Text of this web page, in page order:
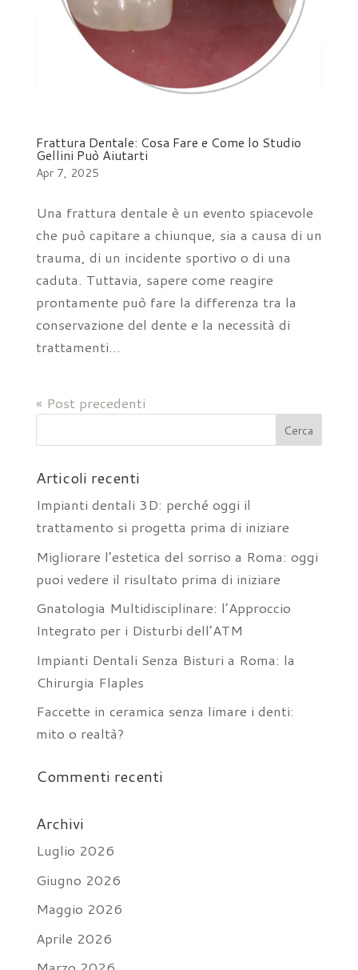
Frattura Dentale: Cosa Fare e Come lo Studio
Gellini Può Aiutarti
Apr 7, 2025
Una frattura dentale è un evento spiacevole
che può capitare a chiunque, sia a causa di un
trauma, di un incidente sportivo o di una
caduta. Tuttavia, sapere come reagire
prontamente può fare la differenza tra la
conservazione del dente e la necessità di
trattamenti...
« Post precedenti
Articoli recenti
Impianti dentali 3D: perché oggi il
trattamento si progetta prima di iniziare
Migliorare l’estetica del sorriso a Roma: oggi
puoi vedere il risultato prima di iniziare
Gnatologia Multidisciplinare: l’Approccio
Integrato per i Disturbi dell’ATM
Impianti Dentali Senza Bisturi a Roma: la
Chirurgia Flaples
Faccette in ceramica senza limare i denti:
mito o realtà?
Commenti recenti
Archivi
Luglio 2026
Giugno 2026
Maggio 2026
Aprile 2026